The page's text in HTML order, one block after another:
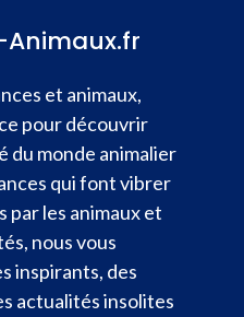
et animaux,
pour découvrir
du monde animalier
qui font vibrer
par les animaux et
nous vous
inspirants, des
actualités insolites